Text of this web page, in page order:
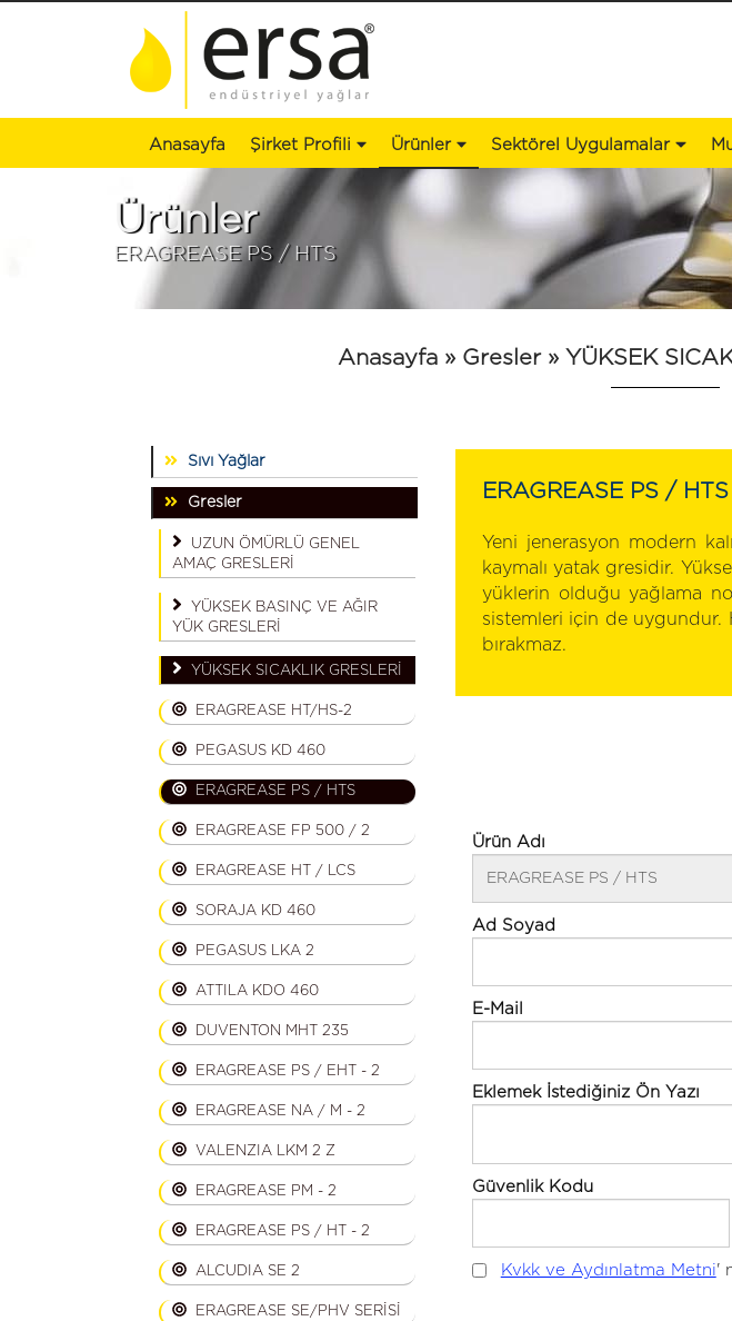
Anasayfa Şirket Profili Ürünler Sektörel Uygulamalar
Ürünler
ERAGREASE PS / HTS
Anasayfa » Gresler» YÜKSEK
Sıvı Yağlar
Gresler
UZUN ÖMÜRLÜ GENEL
AMAÇ GRESLERİ
YÜKSEK BASINÇ VE AĞIR
YÜK GRESLERİ
YÜKSEK SICAKLIK GRESLERİ
ERAGREASE HT/HS-2
PEGASUS KD 460
ERAGREASE PS / HTS
ERAGREASE FP 500 / 2
ERAGREASE HT / LCS
SORAJA KD 460
PEGASUS LKA 2
ATTILA KDO 460
DUVENTON MHT 235
ERAGREASE PS / EHT - 2
ERAGREASE NA / M - 2
VALENZIA LKM 2 Z
ERAGREASE PM - 2
ERAGREASE PS / HT - 2
ALCUDIA SE 2
ERAGREASE SE/PHV SERİSİ
ERAGREASE PS /
Yeni jenerasyon modern
kaymalı yatak gresidir.
yüklerin olduğu yağlama
sistemleri için de uygundur.
bırakmaz.
Ürün Adı
Ad Soyad
E-Mail
Eklemek İstediğiniz Ön Yazı
Güvenlik Kodu
Kvkk ve Aydınlatma Metni'